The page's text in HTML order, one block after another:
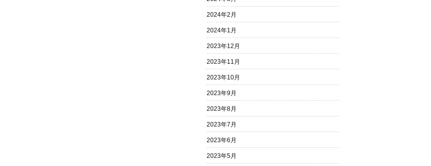
2024年2月
2024年1月
2023年12月
2023年11月
2023年10月
2023年9月
2023年8月
2023年7月
2023年6月
2023年5月